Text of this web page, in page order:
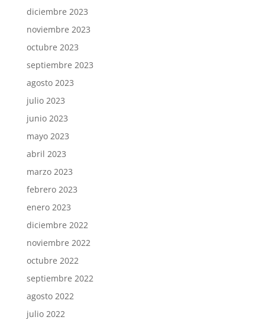
diciembre 2023
noviembre 2023
octubre 2023
septiembre 2023
agosto 2023
julio 2023
junio 2023
mayo 2023
abril 2023
marzo 2023
febrero 2023
enero 2023
diciembre 2022
noviembre 2022
octubre 2022
septiembre 2022
agosto 2022
julio 2022